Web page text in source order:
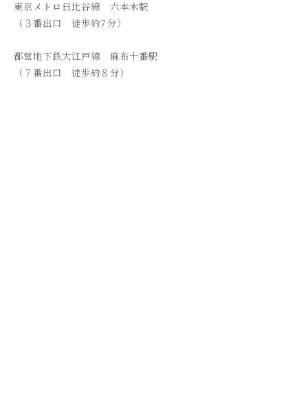
東京メトロ日比谷線 六本木駅
（３番出口 徒歩約7 分）
都営地下鉄大江戸線 麻布十番駅
（７番出口 徒歩約８分）